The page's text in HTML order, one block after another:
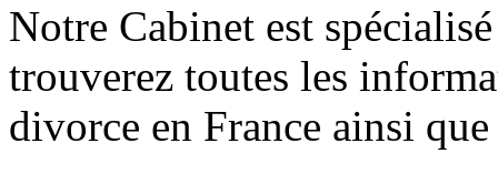
Notre Cabinet est
trouverez toutes les
divorce en France ainsi